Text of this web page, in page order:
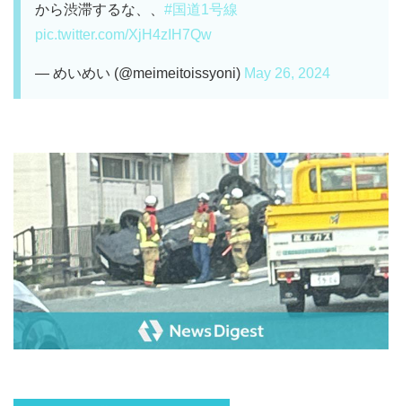
から渋滞するな、、 #国道1号線
pic.twitter.com/XjH4zIH7Qw
— めいめい (@meimeitoissyoni) May 26, 2024